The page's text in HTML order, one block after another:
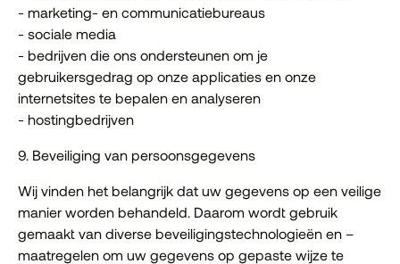
- marketing- en communicatiebureaus
- sociale media
- bedrijven die ons ondersteunen om je
gebruikersgedrag op onze applicaties en onze
internetsites te bepalen en analyseren
- hostingbedrijven
9. Beveiliging van persoonsgegevens
Wij vinden het belangrijk dat uw gegevens op een veilige
manier worden behandeld. Daarom wordt gebruik
gemaakt van diverse beveiligingstechnologieën en –
maatregelen om uw gegevens op gepaste wijze te